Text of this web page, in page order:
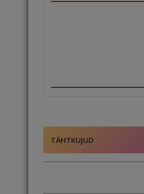
TÄHTKUJUD